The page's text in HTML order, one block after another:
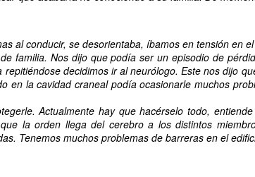
al conducir, se desorientaba, íbamos en tensión en
familia. Nos dijo que podía ser un episodio de
repitiéndose decidimos ir al neurólogo. Este nos dijo
en la cavidad craneal podía ocasionarle muchos
Actualmente hay que hacérselo todo,
la orden llega del cerebro a los distintos
Tenemos muchos problemas de barreras en el
JABONES
de jabones vuelve a llenar de creatividad nuestro centro !!!
elaborará un jabón que llevará a casa el día 7 de